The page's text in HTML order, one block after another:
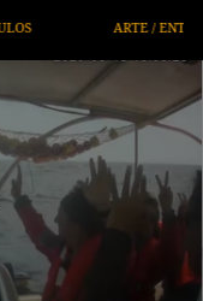
ARTE / ENTRETENIMIENTO